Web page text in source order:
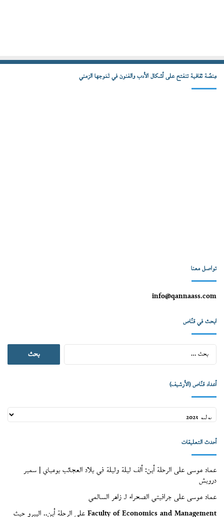
مِنصّة ثقافية تنفتح على أشكال الأدب والفنون في تَمَوجها الزمني
تواصل معنا
info@qannaass.com
ابحث في قنّاص
البحث
عن:
أعداد قنّاص (الأرشيف)
أعداد
قنّاص
(الأرشيف)
أحدث التعليقات
عماد موسىعلىالرحلة أين: ألف ليلة وليلة في بلاد العجائب بومباي | سمير
درويش
عماد موسىعلىجرافيتي الصحراء لـ زاهر السالمي